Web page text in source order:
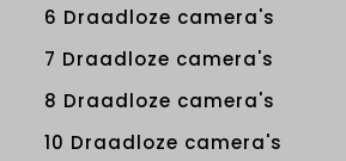
6 Draadloze camera's
7 Draadloze camera's
8 Draadloze camera's
10 Draadloze camera's